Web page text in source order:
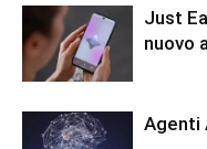
Just
nuovo
Agenti